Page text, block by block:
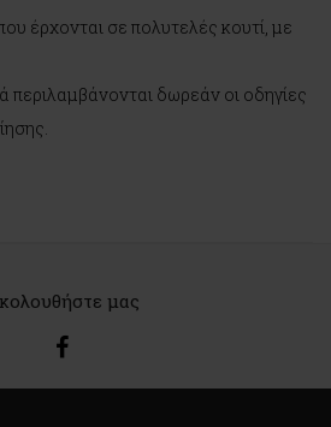
έρχονται σε πολυτελές κουτί, με
δωρεάν οι οδηγίες
μας